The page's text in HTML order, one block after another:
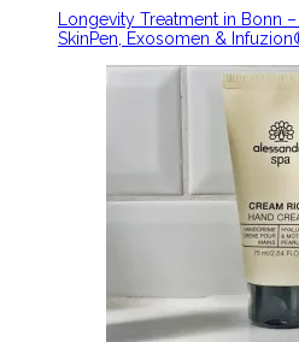
Longevity Treatment in Bonn
SkinPen, Exosomen &